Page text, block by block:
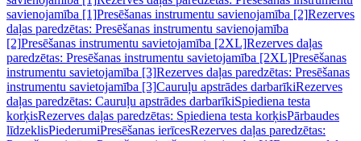
savienojamība [1]Presēšanas instrumentu savienojamība [2]Rezerves
daļas paredzētas: Presēšanas instrumentu savienojamība
[2]Presēšanas instrumentu savietojamība [2XL]Rezerves daļas
paredzētas: Presēšanas instrumentu savietojamība [2XL]Presēšanas
instrumentu savietojamība [3]Rezerves daļas paredzētas: Presēšanas
instrumentu savietojamība [3]Cauruļu apstrādes darbarīkiRezerves
daļas paredzētas: Cauruļu apstrādes darbarīkiSpiediena testa
korķisRezerves daļas paredzētas: Spiediena testa korķisPārbaudes
līdzeklisPiederumiPresēšanas ierīcesRezerves daļas paredzētas: